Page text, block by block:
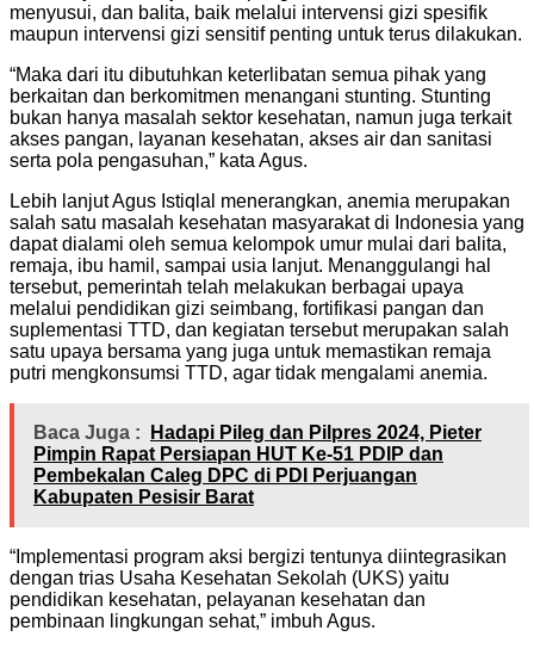
menyusui, dan balita, baik melalui intervensi gizi spesifik
maupun intervensi gizi sensitif penting untuk terus dilakukan.
“Maka dari itu dibutuhkan keterlibatan semua pihak yang
berkaitan dan berkomitmen menangani stunting. Stunting
bukan hanya masalah sektor kesehatan, namun juga terkait
akses pangan, layanan kesehatan, akses air dan sanitasi
serta pola pengasuhan,” kata Agus.
Lebih lanjut Agus Istiqlal menerangkan, anemia merupakan
salah satu masalah kesehatan masyarakat di Indonesia yang
dapat dialami oleh semua kelompok umur mulai dari balita,
remaja, ibu hamil, sampai usia lanjut. Menanggulangi hal
tersebut, pemerintah telah melakukan berbagai upaya
melalui pendidikan gizi seimbang, fortifikasi pangan dan
suplementasi TTD, dan kegiatan tersebut merupakan salah
satu upaya bersama yang juga untuk memastikan remaja
putri mengkonsumsi TTD, agar tidak mengalami anemia.
Baca Juga :
Hadapi Pileg dan Pilpres 2024, Pieter
Pimpin Rapat Persiapan HUT Ke-51 PDIP dan
Pembekalan Caleg DPC di PDI Perjuangan
Kabupaten Pesisir Barat
“Implementasi program aksi bergizi tentunya diintegrasikan
dengan trias Usaha Kesehatan Sekolah (UKS) yaitu
pendidikan kesehatan, pelayanan kesehatan dan
pembinaan lingkungan sehat,” imbuh Agus.